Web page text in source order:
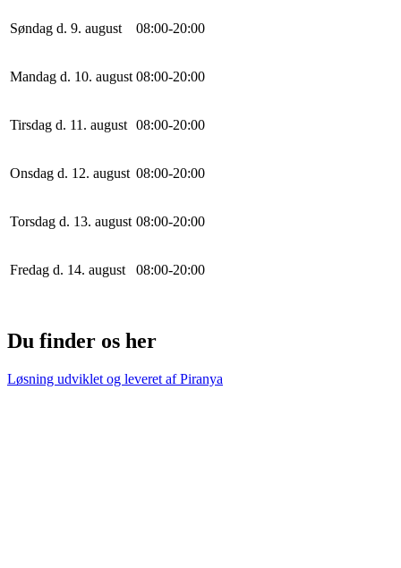
Søndag d. 9. august 08:00-20:00
Mandag d. 10. august 08:00-20:00
Tirsdag d. 11. august 08:00-20:00
Onsdag d. 12. august 08:00-20:00
Torsdag d. 13. august 08:00-20:00
Fredag d. 14. august 08:00-20:00
Du finder os her
Løsning udviklet og leveret afPiranya